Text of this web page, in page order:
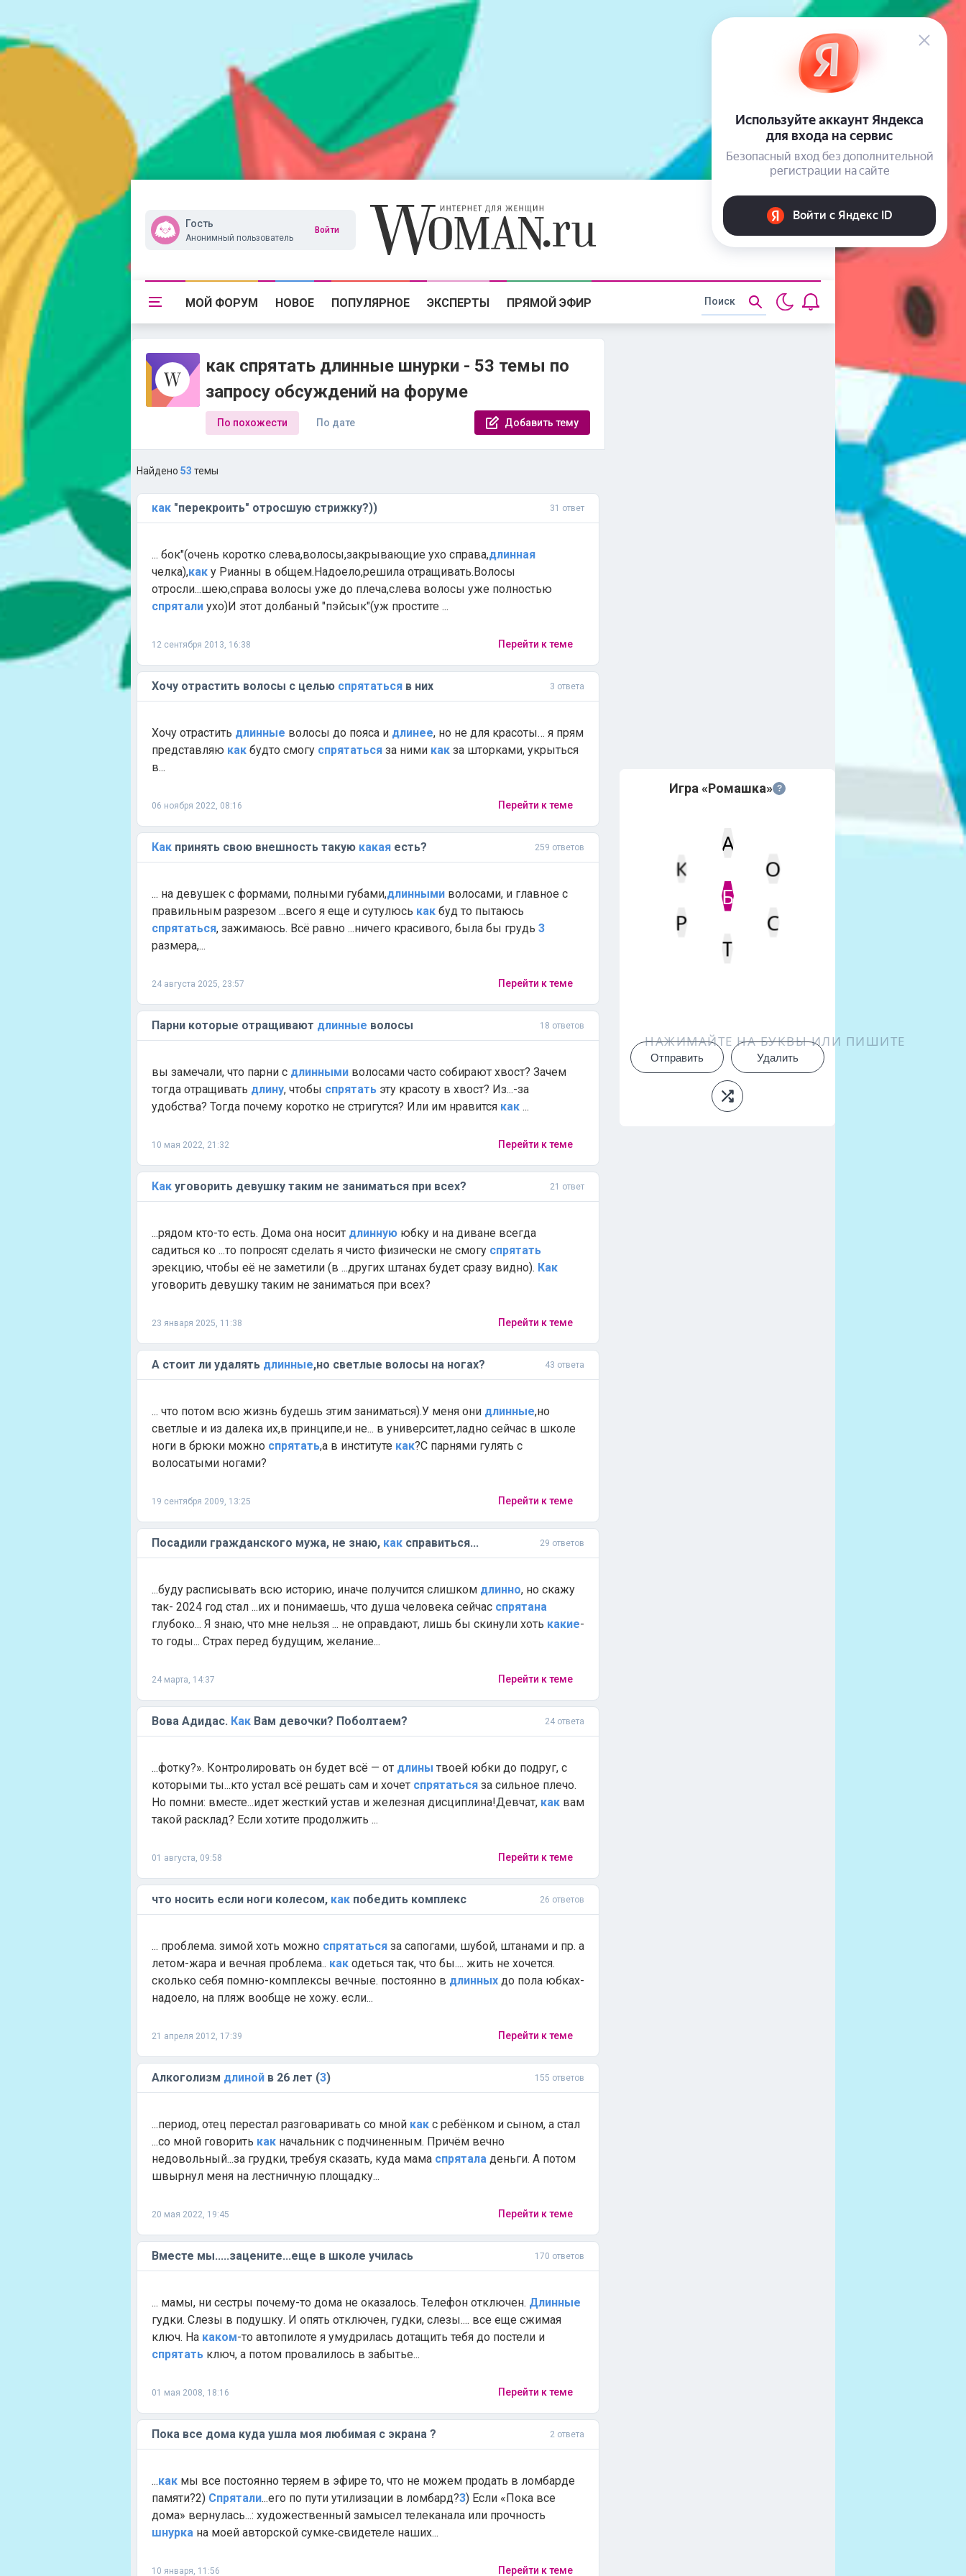
Гость
Анонимный пользователь
Войти
МОЙ ФОРУМ НОВОЕ ПОПУЛЯРНОЕ ЭКСПЕРТЫ ПРЯМОЙ ЭФИР
как спрятать длинные шнурки - 53 темы по
запросу обсуждений на форуме
По похожести По дате Добавить тему
Найдено 53 темы
как "перекроить" отросшую стрижку?)) 31 ответ
... бок"(очень коротко слева,волосы,закрывающие ухо справа,длинная
челка),как у Рианны в общем.Надоело,решила отращивать.Волосы
отросли...шею,справа волосы уже до плеча,слева волосы уже полностью
спрятали ухо)И этот долбаный "пэйсык"(уж простите ...
12 сентября 2013, 16:38 Перейти к теме
Хочу отрастить волосы с целью спрятаться в них 3 ответа
Хочу отрастить длинные волосы до пояса и длинее, но не для красоты… я прям
представляю как будто смогу спрятаться за ними как за шторками, укрыться
в...
06 ноября 2022, 08:16 Перейти к теме
Как принять свою внешность такую какая есть? 259 ответов
... на девушек с формами, полными губами,длинными волосами, и главное с
правильным разрезом ...всего я еще и сутулюсь как буд то пытаюсь
спрятаться, зажимаюсь. Всё равно ...ничего красивого, была бы грудь 3
размера,...
24 августа 2025, 23:57 Перейти к теме
Парни которые отращивают длинные волосы 18 ответов
вы замечали, что парни с длинными волосами часто собирают хвост? Зачем
тогда отращивать длину, чтобы спрятать эту красоту в хвост? Из...-за
удобства? Тогда почему коротко не стригутся? Или им нравится как ...
10 мая 2022, 21:32 Перейти к теме
Как уговорить девушку таким не заниматься при всех? 21 ответ
...рядом кто-то есть. Дома она носит длинную юбку и на диване всегда
садиться ко ...то попросят сделать я чисто физически не смогу спрятать
эрекцию, чтобы её не заметили (в ...других штанах будет сразу видно). Как
уговорить девушку таким не заниматься при всех?
23 января 2025, 11:38 Перейти к теме
А стоит ли удалять длинные,но светлые волосы на ногах? 43 ответа
... что потом всю жизнь будешь этим заниматься).У меня они длинные,но
светлые и из далека их,в принципе,и не... в университет,ладно сейчас в школе
ноги в брюки можно спрятать,а в институте как?С парнями гулять с
волосатыми ногами?
19 сентября 2009, 13:25 Перейти к теме
Посадили гражданского мужа, не знаю, как справиться... 29 ответов
...буду расписывать всю историю, иначе получится слишком длинно, но скажу
так- 2024 год стал ...их и понимаешь, что душа человека сейчас спрятана
глубоко... Я знаю, что мне нельзя ... не оправдают, лишь бы скинули хоть какие-
то годы... Страх перед будущим, желание...
24 марта, 14:37 Перейти к теме
Вова Адидас. Как Вам девочки? Поболтаем? 24 ответа
...фотку?». Контролировать он будет всё — от длины твоей юбки до подруг, с
которыми ты...кто устал всё решать сам и хочет спрятаться за сильное плечо.
Но помни: вместе...идет жесткий устав и железная дисциплина!Девчат, как вам
такой расклад? Если хотите продолжить ...
01 августа, 09:58 Перейти к теме
что носить если ноги колесом, как победить комплекс 26 ответов
... проблема. зимой хоть можно спрятаться за сапогами, шубой, штанами и пр. а
летом-жара и вечная проблема.. как одеться так, что бы.... жить не хочется.
сколько себя помню-комплексы вечные. постоянно в длинных до пола юбках-
надоело, на пляж вообще не хожу. если...
21 апреля 2012, 17:39 Перейти к теме
Алкоголизм длиной в 26 лет (3) 155 ответов
...период, отец перестал разговаривать со мной как с ребёнком и сыном, а стал
...со мной говорить как начальник с подчиненным. Причём вечно
недовольный...за грудки, требуя сказать, куда мама спрятала деньги. А потом
швырнул меня на лестничную площадку...
20 мая 2022, 19:45 Перейти к теме
Вместе мы.....зацените...еще в школе училась 170 ответов
... мамы, ни сестры почему-то дома не оказалось. Телефон отключен. Длинные
гудки. Слезы в подушку. И опять отключен, гудки, слезы.... все еще сжимая
ключ. На каком-то автопилоте я умудрилась дотащить тебя до постели и
спрятать ключ, а потом провалилось в забытье...
01 мая 2008, 18:16 Перейти к теме
Пока все дома куда ушла моя любимая с экрана ? 2 ответа
...как мы все постоянно теряем в эфире то, что не можем продать в ломбарде
памяти?2) Спрятали...его по пути утилизации в ломбард?3) Если «Пока все
дома» вернулась...: художественный замысел телеканала или прочность
шнурка на моей авторской сумке‑свидетеле наших...
10 января, 11:56 Перейти к теме
Игра «Ромашка» ?
Мин. кол-во очков
Б
А
К
О
Р
С
Т
НАЖИМАЙТЕ НА БУКВЫ ИЛИ ПИШИТЕ
Отправить Удалить